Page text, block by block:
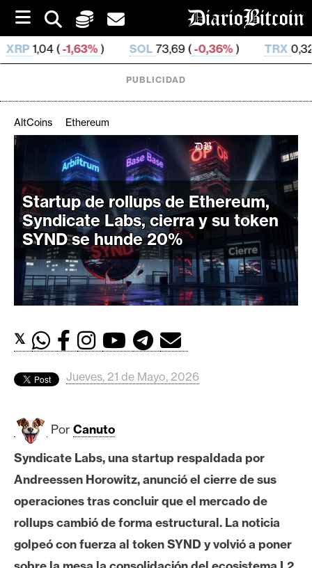
i
p
t
o
SOL73,69 (-0,36%) TRX 0,326 642 ( -0,13%)
C
p
t
o
M
e
r
d
s
B
t
c
o
i
n
PUBLICIDAD
AltCoins Ethereum
Startup de rollups de Ethereum,
Syndicate Labs, cierra y su token
SYND se hunde 20%
𝕏
Jueves, 21 de Mayo, 2026
Por Canuto
Syndicate Labs, una startup respaldada por
Andreessen Horowitz, anunció el cierre de sus
operaciones tras concluir que el mercado de
rollups cambió de forma estructural. La noticia
golpeó con fuerza al token SYND y volvió a poner